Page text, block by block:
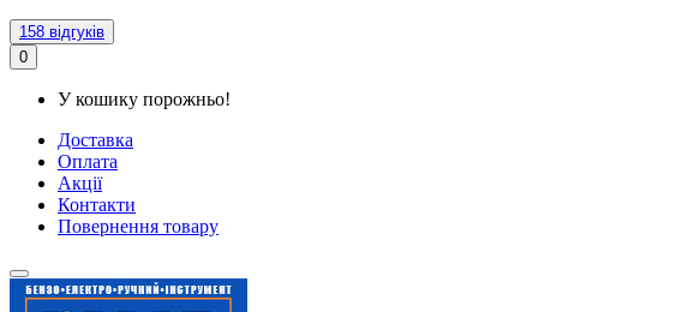
158 відгуків
0
У кошику порожньо!
Доставка
Оплата
Акції
Контакти
Повернення товару